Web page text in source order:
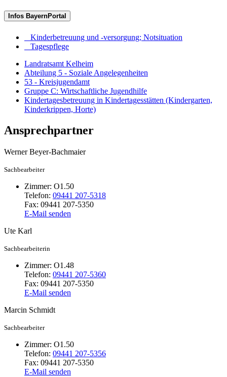
Infos BayernPortal
Kinderbetreuung und -versorgung; Notsituation
Tagespflege
Landratsamt Kelheim
Abteilung 5 - Soziale Angelegenheiten
53 - Kreisjugendamt
Gruppe C: Wirtschaftliche Jugendhilfe
Kindertagesbetreuung in Kindertagesstätten (Kindergarten,
Kinderkrippen, Horte)
Ansprechpartner
Werner Beyer-Bachmaier
Sachbearbeiter
Zimmer: O1.50
Telefon: 09441 207-5318
Fax: 09441 207-5350
E-Mail senden
Ute Karl
Sachbearbeiterin
Zimmer: O1.48
Telefon: 09441 207-5360
Fax: 09441 207-5350
E-Mail senden
Marcin Schmidt
Sachbearbeiter
Zimmer: O1.50
Telefon: 09441 207-5356
Fax: 09441 207-5350
E-Mail senden